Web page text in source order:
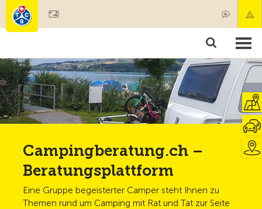
Mitgliedschaft & Leistungen
Test, Sicherheit & Gesundheit
Campingberatung.ch –
Beratungsplattform
Eine Gruppe begeisterter Camper steht Ihnen zu
Themen rund um Camping mit Rat und Tat zur Seite